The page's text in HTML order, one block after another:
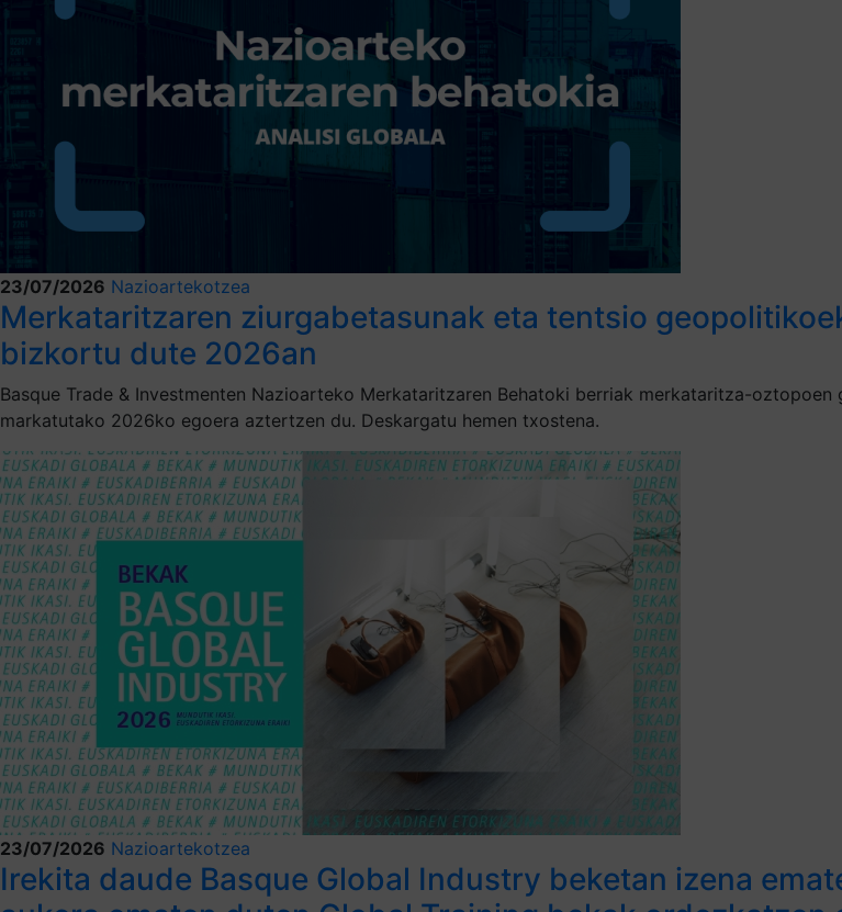
23/07/2026 Nazioartekotzea
Merkataritzaren ziurgabetasunak eta tentsio
bizkortu dute 2026an
Basque Trade & Investmenten Nazioarteko Merkataritzaren Behatoki berriak merkataritza-
markatutako 2026ko egoera aztertzen du. Deskargatu hemen txostena.
23/07/2026 Nazioartekotzea
Irekita daude Basque Global Industry beketan izena